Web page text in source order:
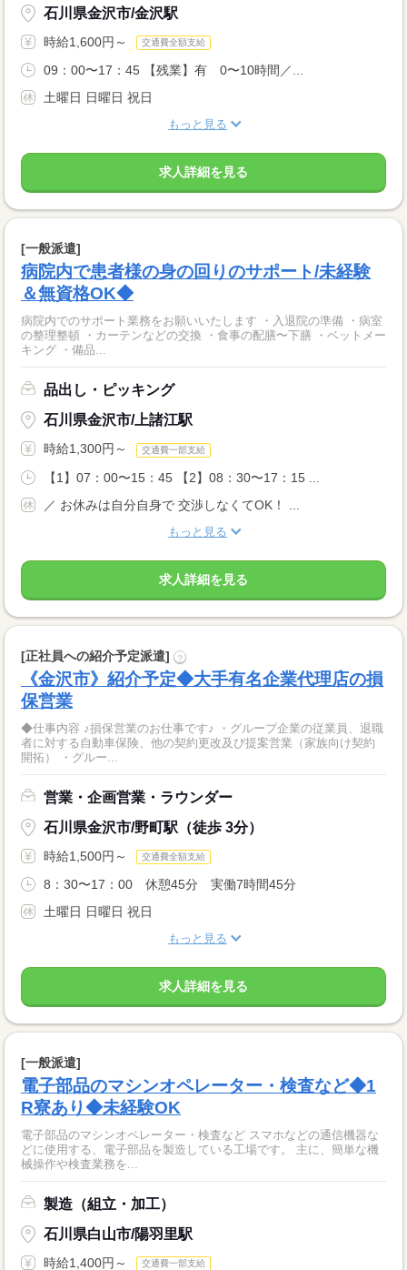
石川県金沢市/金沢駅
時給1,600円～ 交通費全額支給
09：00〜17：45 【残業】有 0〜10時間／...
土曜日 日曜日 祝日
もっと見る
求人詳細を見る
[一般派遣]
病院内で患者様の身の回りのサポート/未経験
＆無資格OK◆
病院内でのサポート業務をお願いいたします ・入退院の準備 ・病室
の整理整頓 ・カーテンなどの交換 ・食事の配膳〜下膳 ・ベットメー
キング ・備品...
品出し・ピッキング
石川県金沢市/上諸江駅
時給1,300円～ 交通費一部支給
【1】07：00〜15：45 【2】08：30〜17：15 ...
／ お休みは自分自身で 交渉しなくてOK！ ...
もっと見る
求人詳細を見る
[正社員への紹介予定派遣] ?
《金沢市》紹介予定◆大手有名企業代理店の損
保営業
◆仕事内容 ♪損保営業のお仕事です♪ ・グループ企業の従業員、退職
者に対する自動車保険、他の契約更改及び提案営業（家族向け契約
開拓） ・グルー...
営業・企画営業・ラウンダー
石川県金沢市/野町駅（徒歩 3分）
時給1,500円～ 交通費全額支給
8：30〜17：00 休憩45分 実働7時間45分
土曜日 日曜日 祝日
もっと見る
求人詳細を見る
[一般派遣]
電子部品のマシンオペレーター・検査など◆1
R寮あり◆未経験OK
電子部品のマシンオペレーター・検査など スマホなどの通信機器な
どに使用する、電子部品を製造している工場です。 主に、簡単な機
械操作や検査業務を...
製造（組立・加工）
石川県白山市/陽羽里駅
時給1,400円～ 交通費一部支給